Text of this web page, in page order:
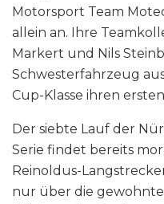
Motorsport Team
allein an. Ihre
Markert und Nils
Schwesterfahrzeug
Cup-Klasse ihren
Der siebte Lauf der
Serie findet bereits
Reinoldus-
nur über die gewohnte